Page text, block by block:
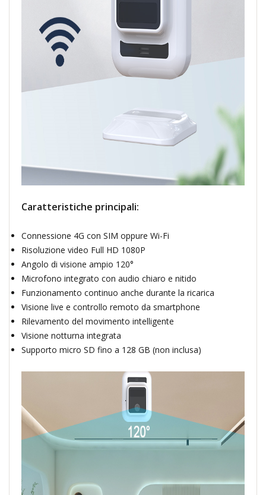
Caratteristiche principali:
Connessione 4G con SIM oppure Wi-Fi
Risoluzione video Full HD 1080P
Angolo di visione ampio 120°
Microfono integrato con audio chiaro e nitido
Funzionamento continuo anche durante la ricarica
Visione live e controllo remoto da smartphone
Rilevamento del movimento intelligente
Visione notturna integrata
Supporto micro SD fino a 128 GB (non inclusa)